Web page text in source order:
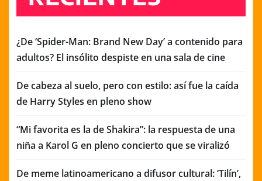
¿De ‘Spider-Man: Brand New Day’ a contenido para
adultos? El insólito despiste en una sala de cine
De cabeza al suelo, pero con estilo: así fue la caída
de Harry Styles en pleno show
“Mi favorita es la de Shakira”: la respuesta de una
niña a Karol G en pleno concierto que se viralizó
De meme latinoamericano a difusor cultural: ‘Tilín’,